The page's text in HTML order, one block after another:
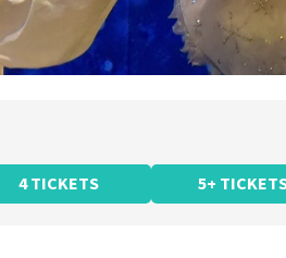
4 TICKETS 5+